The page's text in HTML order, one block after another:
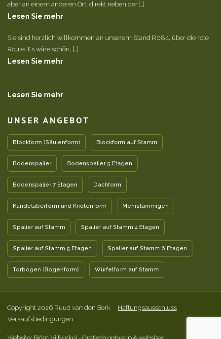
aber an einem anderen Ort, direkt neben der […]
Lesen Sie mehr
Sie sind herzlich willkommen an unserem Stand R084, über die rote
Route. Es wäre schön, […]
Lesen Sie mehr
Lesen Sie mehr
UNSER ANGEBOT
Blockform (Säulenform) Blockform auf Stamm
Bodenspalier Bodenspalier 5 Etagen
Bodenspalier 7 Etagen Dachform
Kandelaberform und Knotenform Mehrstämmigen
Spalier auf Stamm Spalier auf Stamm 4 Etagen
Spalier auf Stamm 5 Etagen Spalier auf Stamm 6 Etagen
Torbogen (Bogenform) Würfelform auf Stamm
Copyright 2026 Ruud van den Berk
Haftungsausschluss
Verkaufsbedingungen